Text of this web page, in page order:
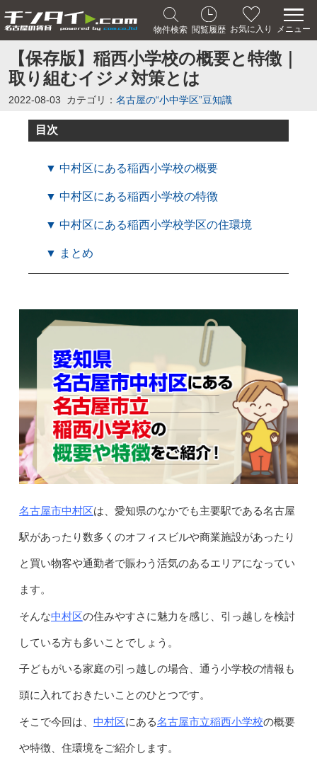
物件検索 閲覧履歴 お気に入り メニュー
【保存版】稲西小学校の概要と特徴｜
取り組むイジメ対策とは
2022-08-03 カテゴリ： 名古屋の“小中学区”豆知識
目次
▼ 中村区にある稲西小学校の概要
▼ 中村区にある稲西小学校の特徴
▼ 中村区にある稲西小学校学区の住環境
▼ まとめ
名古屋市中村区は、愛知県のなかでも主要駅である名古屋
駅があったり数多くのオフィスビルや商業施設があったり
と買い物客や通勤者で賑わう活気のあるエリアになってい
ます。
そんな中村区の住みやすさに魅力を感じ、引っ越しを検討
している方も多いことでしょう。
子どもがいる家庭の引っ越しの場合、通う小学校の情報も
頭に入れておきたいことのひとつです。
そこで今回は、 中村区にある名古屋市立稲西小学校の概要
や特徴、住環境をご紹介します。